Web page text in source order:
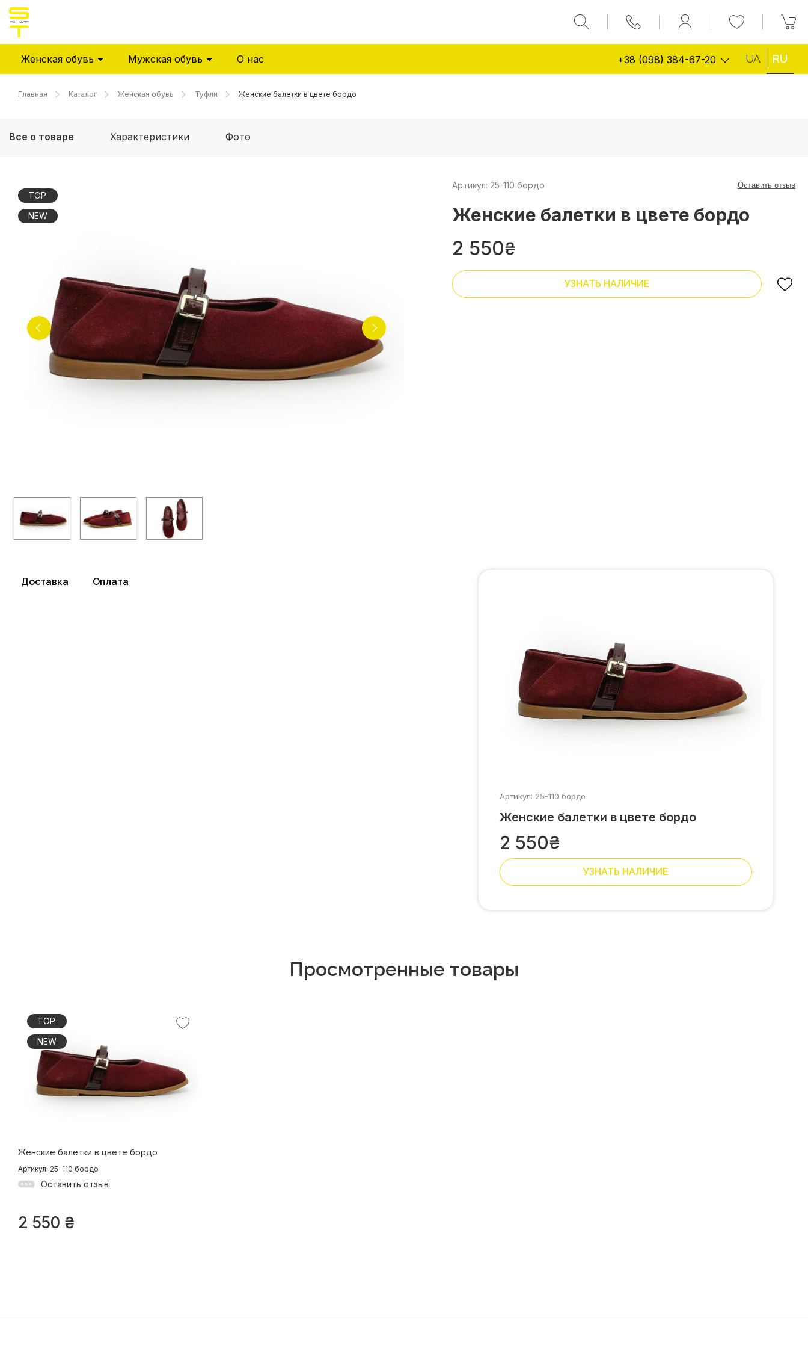
Женская обувь Мужская обувь О нас +38 (098) 384-67-20 UA RU
Главная Каталог Женская обувь Туфли Женские балетки в цвете бордо
Все о товаре Характеристики Фото
TOP
NEW
Артикул: 25-110 бордо Оставить отзыв
Женские балетки в цвете бордо
2 550₴
УЗНАТЬ НАЛИЧИЕ
Доставка Оплата
Артикул: 25-110 бордо
Женские балетки в цвете бордо
2 550₴
УЗНАТЬ НАЛИЧИЕ
Просмотренные товары
TOP
NEW
Женские балетки в цвете бордо
Артикул: 25-110 бордо
Оставить отзыв
2 550 ₴